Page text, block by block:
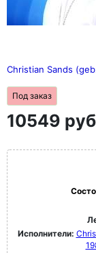
Christian Sands
Под заказ
10549
Исполнители: